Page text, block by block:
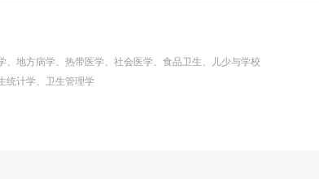
地方病学、热带医学、社会医学、食品卫生、儿少与学校
统计学、卫生管理学